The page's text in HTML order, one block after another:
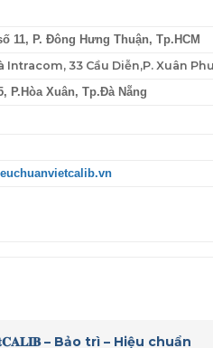
11, P. Đông Hưng Thuận, Tp.HCM
Intracom, 33 Cầu Diễn,P. Xuân
P.Hòa Xuân, Tp.Đà Nẵng
– Bảo trì – Hiệu chuẩn